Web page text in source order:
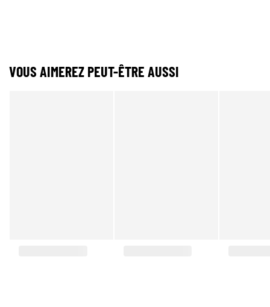
VOUS AIMEREZ PEUT-ÊTRE AUSSI